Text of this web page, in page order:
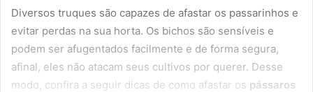
Diversos truques são capazes de afastar os passarinhos e
evitar perdas na sua horta. Os bichos são sensíveis e
podem ser afugentados facilmente e de forma segura,
afinal, eles não atacam seus cultivos por querer. Desse
modo, confira a seguir dicas de como afastar os pássaros